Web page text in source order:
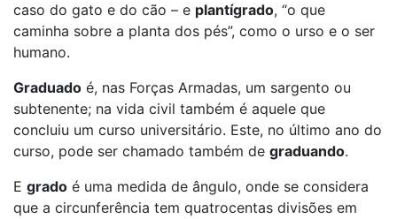
caso do gato e do cão – e plantígrado, “o que
caminha sobre a planta dos pés”, como o urso e o ser
humano.
Graduado é, nas Forças Armadas, um sargento ou
subtenente; na vida civil também é aquele que
concluiu um curso universitário. Este, no último ano do
curso, pode ser chamado também de graduando.
E grado é uma medida de ângulo, onde se considera
que a circunferência tem quatrocentas divisões em